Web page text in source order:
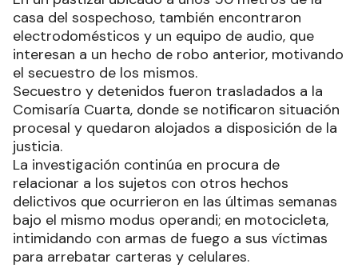
casa del sospechoso, también encontraron
electrodomésticos y un equipo de audio, que
interesan a un hecho de robo anterior, motivando
el secuestro de los mismos.
Secuestro y detenidos fueron trasladados a la
Comisaría Cuarta, donde se notificaron situación
procesal y quedaron alojados a disposición de la
justicia.
La investigación continúa en procura de
relacionar a los sujetos con otros hechos
delictivos que ocurrieron en las últimas semanas
bajo el mismo modus operandi; en motocicleta,
intimidando con armas de fuego a sus víctimas
para arrebatar carteras y celulares.